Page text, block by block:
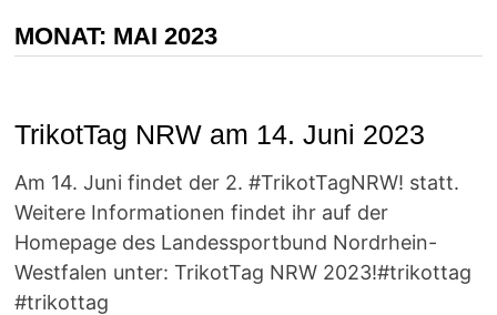
MONAT: MAI 2023
TrikotTag NRW am 14. Juni 2023
Am 14. Juni findet der 2. #TrikotTagNRW! statt.
Weitere Informationen findet ihr auf der
Homepage des Landessportbund Nordrhein-
Westfalen unter: TrikotTag NRW 2023!#trikottag
#trikottag